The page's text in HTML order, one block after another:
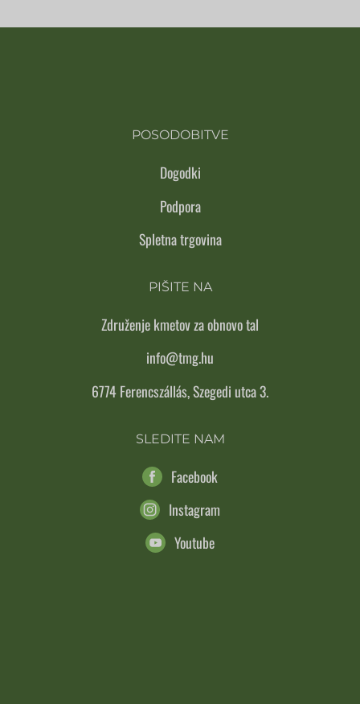
POSODOBITVE
Dogodki
Podpora
Spletna trgovina
PIŠITE NA
Združenje kmetov za obnovo tal
info@tmg.hu
6774 Ferencszállás, Szegedi utca 3.
SLEDITE NAM
Facebook
Instagram
Youtube